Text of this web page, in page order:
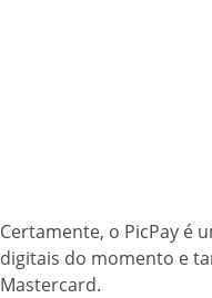
Certamente, o PicPay é
digitais do momento e
Mastercard.